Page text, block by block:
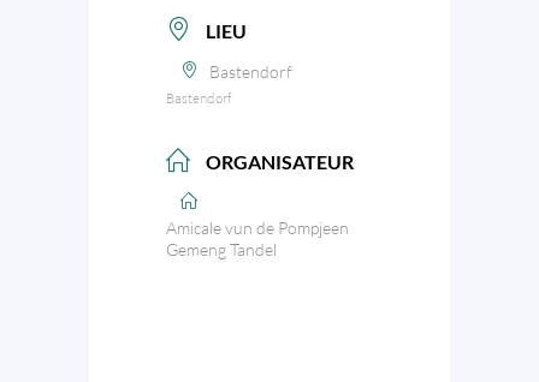
LIEU
Bastendorf
Bastendorf
ORGANISATEUR
Amicale vun de Pompjeen
Gemeng Tandel